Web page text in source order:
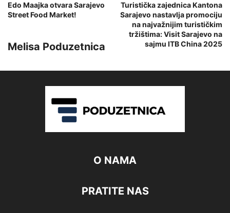
Edo Maajka otvara Sarajevo
Street Food Market!
Turistička zajednica Kantona
Sarajevo nastavlja promociju
na najvažnijim turističkim
tržištima: Visit Sarajevo na
sajmu ITB China 2025
Melisa Poduzetnica
O NAMA
PRATITE NAS